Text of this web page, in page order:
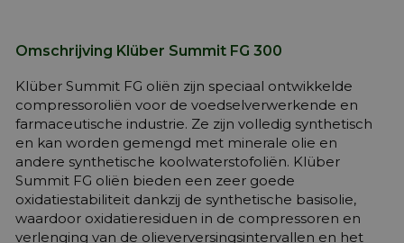
Omschrijving Klüber Summit FG 300
Klüber Summit FG oliën zijn speciaal ontwikkelde
compressoroliën voor de voedselverwerkende en
farmaceutische industrie. Ze zijn volledig synthetisch
en kan worden gemengd met minerale olie en
andere synthetische koolwaterstofoliën. Klüber
Summit FG oliën bieden een zeer goede
oxidatiestabiliteit dankzij de synthetische basisolie,
waardoor oxidatieresiduen in de compressoren en
verlenging van de olieverversingsintervallen en het